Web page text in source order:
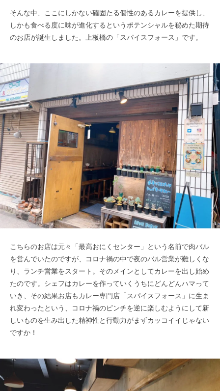
そんな中、ここにしかない確固たる個性のあるカレーを提供し、
しかも食べる度に味が進化するというポテンシャルを秘めた期待
のお​店が誕生しました。上板橋の「スパイスフォース」です。
こちらのお店は元々「最高おにくセンター」という名前で肉バル
を営んでいたのですが、コロナ禍の中で夜のバル営業が難しくな
り、​ランチ営業をスタート。そのメインとしてカレーを出し始め
たのです。シェフはカレーを作っていくうちにどんどんハマって
いき、そ​の結果お店もカレー専門店「スパイスフォース」に生ま
れ変わったという、コロナ禍のピンチを逆に楽しむようにして新
しいものを生​み出した精神性と行動力がまずカッコイイじゃない
ですか！​